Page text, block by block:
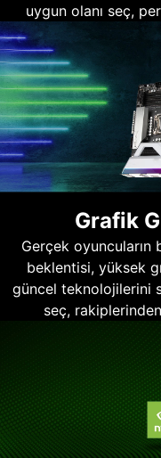
uygun olanı seç,
Grafik
Gerçek
beklentisi, yüksek
güncel teknolojilerini
seç,